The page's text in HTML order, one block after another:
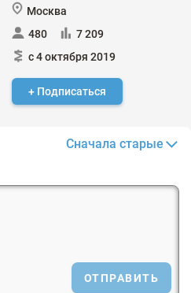
Москва
480
7 209
с 4 октября 2019
+ Подписаться
Сначала старые
ОТПРАВИТЬ